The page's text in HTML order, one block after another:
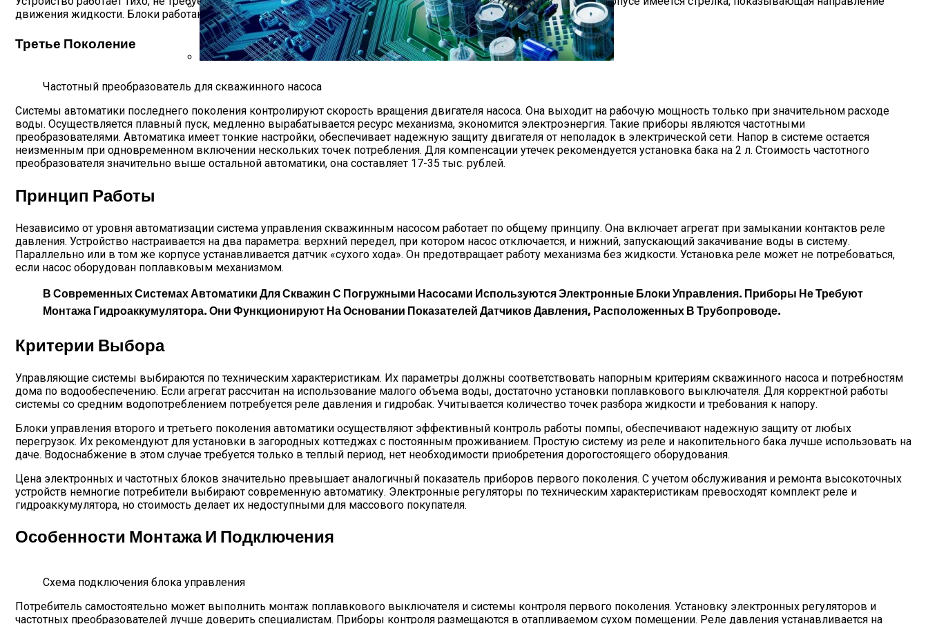
Проверка Воды Из Скважины На Пригодность Для Питья
движения жидкости. Блоки работают без гидроаккумулирующих баков.
Третье Поколение
Частотный преобразователь для скважинного насоса
Системы автоматики последнего поколения контролируют скорость вращения двигателя насоса. Она выходит на рабочую мощность только при значительном расходе
воды. Осуществляется плавный пуск, медленно вырабатывается ресурс механизма, экономится электроэнергия. Такие приборы являются частотными
преобразователями. Автоматика имеет тонкие настройки, обеспечивает надежную защиту двигателя от неполадок в электрической сети. Напор в системе остается
неизменным при одновременном включении нескольких точек потребления. Для компенсации утечек рекомендуется установка бака на 2 л. Стоимость частотного
преобразователя значительно выше остальной автоматики, она составляет 17-35 тыс. рублей.
Принцип Работы
Независимо от уровня автоматизации система управления скважинным насосом работает по общему принципу. Она включает агрегат при замыкании контактов реле
давления. Устройство настраивается на два параметра: верхний передел, при котором насос отключается, и нижний, запускающий закачивание воды в систему.
Параллельно или в том же корпусе устанавливается датчик «сухого хода». Он предотвращает работу механизма без жидкости. Установка реле может не потребоваться,
если насос оборудован поплавковым механизмом.
В Современных Системах Автоматики Для Скважин С Погружными Насосами Используются Электронные Блоки Управления. Приборы Не Требуют
Монтажа Гидроаккумулятора. Они Функционируют На Основании Показателей Датчиков Давления, Расположенных В Трубопроводе.
Критерии Выбора
Управляющие системы выбираются по техническим характеристикам. Их параметры должны соответствовать напорным критериям скважинного насоса и потребностям
дома по водообеспечению. Если агрегат рассчитан на использование малого объема воды, достаточно установки поплавкового выключателя. Для корректной работы
системы со средним водопотреблением потребуется реле давления и гидробак. Учитывается количество точек разбора жидкости и требования к напору.
Блоки управления второго и третьего поколения автоматики осуществляют эффективный контроль работы помпы, обеспечивают надежную защиту от любых
перегрузок. Их рекомендуют для установки в загородных коттеджах с постоянным проживанием. Простую систему из реле и накопительного бака лучше использовать на
даче. Водоснабжение в этом случае требуется только в теплый период, нет необходимости приобретения дорогостоящего оборудования.
Цена электронных и частотных блоков значительно превышает аналогичный показатель приборов первого поколения. С учетом обслуживания и ремонта высокоточных
устройств немногие потребители выбирают современную автоматику. Электронные регуляторы по техническим характеристикам превосходят комплект реле и
гидроаккумулятора, но стоимость делает их недоступными для массового покупателя.
Особенности Монтажа И Подключения
Схема подключения блока управления
Потребитель самостоятельно может выполнить монтаж поплавкового выключателя и системы контроля первого поколения. Установку электронных регуляторов и
частотных преобразователей лучше доверить специалистам. Приборы контроля размещаются в отапливаемом сухом помещении. Реле давления устанавливается на